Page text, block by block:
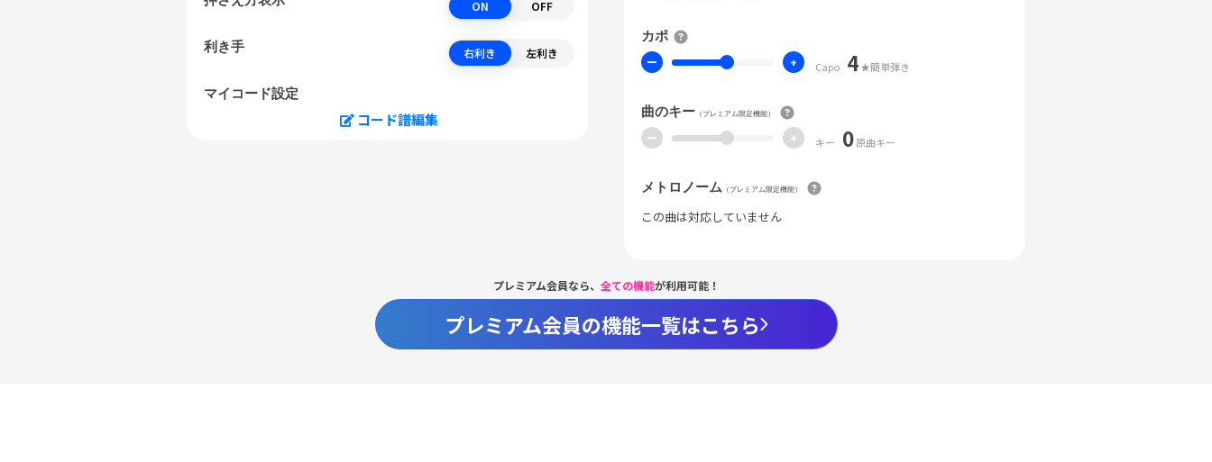
ON OFF
利き手 右利き 左利き
マイコード設定
コード譜編集
カポ
ー + Capo 4★簡単弾き
曲のキー （プレミアム限定機能）
ー + キー 0原曲キー
メトロノーム （プレミアム限定機能）
この曲は対応していません
プレミアム会員なら、 全ての機能が利用可能！
プレミアム会員の機能一覧はこちら